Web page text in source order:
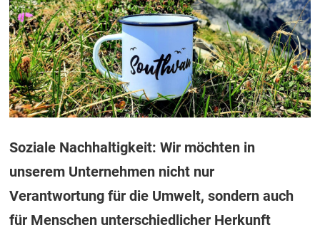
Soziale Nachhaltigkeit: Wir möchten in
unserem Unternehmen nicht nur
Verantwortung für die Umwelt, sondern auch
für Menschen unterschiedlicher Herkunft